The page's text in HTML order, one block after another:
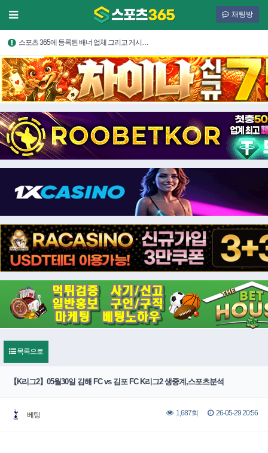
채팅방
스포츠 365에 등록된 배너 업체 그리고 게시…
목록으로
【K리그2】05월30일 김해 FC vs 김포 FC K리그2 생중계,스포츠분석
베팅 1,687회 26-05-29 20:56